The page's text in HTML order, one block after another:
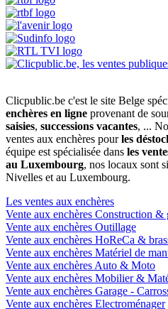
Clicpublic.be c'est le site Belge
enchères en ligne provenant de
saisies, successions vacantes, ...
ventes aux enchères pourles
équipe est spécialisée dans les
au Luxembourg, nos locaux sont
Nivelles et au Luxembourg.
Les ventes aux enchères
Vente aux enchères Construction &
Vente aux enchères Outillage
Vente aux enchères HoReCa &
Vente aux enchères Matériel de
Vente aux enchères Auto & Moto
Vente aux enchères Mobilier &
Vente aux enchères Garage -
Vente aux enchères Electroménager